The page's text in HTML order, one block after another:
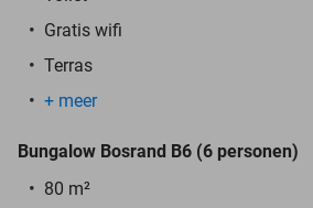
Gratis wifi
Terras
+ meer
Bungalow Bosrand B6 (6 personen)
80 m²